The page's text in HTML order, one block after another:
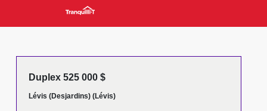
Duplex 525 000 $
Lévis (Desjardins) (Lévis)